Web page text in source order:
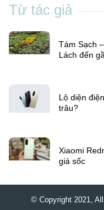
Từ tác giả
Tám Sạch
Lách đến
Lộ diện
trâu?
Xiaomi
giá sốc
© Copyright 2021,